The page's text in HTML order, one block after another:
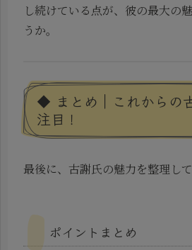
し続けている点が、彼の最大の
うか。
◆ まとめ｜これからの
注目！
最後に、古謝氏の魅力を整理して
ポイントまとめ